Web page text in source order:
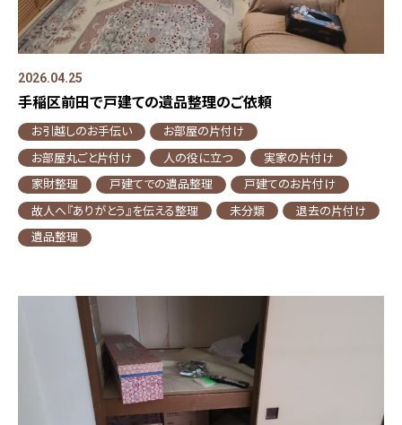
2026.04.25
手稲区前田で戸建ての遺品整理のご依頼
お引越しのお手伝い
お部屋の片付け
お部屋丸ごと片付け
人の役に立つ
実家の片付け
家財整理
戸建てでの遺品整理
戸建てのお片付け
故人へ『ありがとう』を伝える整理
未分類
退去の片付け
遺品整理